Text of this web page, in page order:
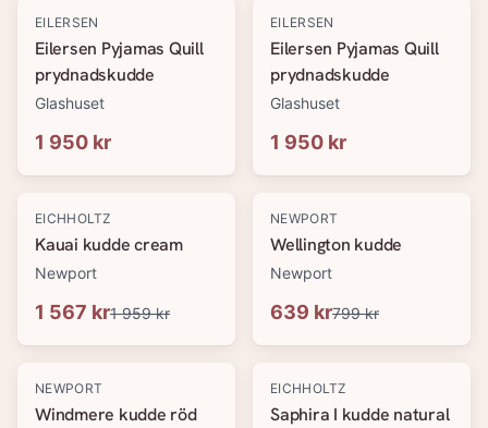
EILERSEN
Eilersen Pyjamas Quill
prydnadskudde
Glashuset
1 950 kr
EILERSEN
Eilersen Pyjamas Quill
prydnadskudde
Glashuset
1 950 kr
-20%
EICHHOLTZ
Kauai kudde cream
Newport
1 567 kr1 959 kr
-20%
NEWPORT
Wellington kudde
Newport
639 kr799 kr
-20%
NEWPORT
Windmere kudde röd
-20%
EICHHOLTZ
Saphira I kudde natural